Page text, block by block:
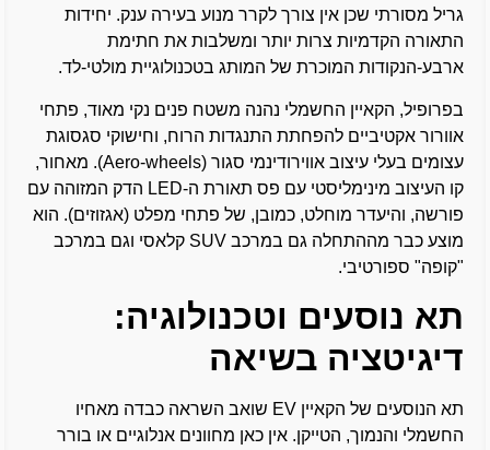
גריל מסורתי שכן אין צורך לקרר מנוע בעירה ענק. יחידות
התאורה הקדמיות צרות יותר ומשלבות את חתימת
ארבע-הנקודות המוכרת של המותג בטכנולוגיית מולטי-לד.
בפרופיל, הקאיין החשמלי נהנה משטח פנים נקי מאוד, פתחי
אוורור אקטיביים להפחתת התנגדות הרוח, וחישוקי סגסוגת
עצומים בעלי עיצוב אווירודינמי סגור (Aero-wheels). מאחור,
קו העיצוב מינימליסטי עם פס תאורת ה-LED הדק המזוהה עם
פורשה, והיעדר מוחלט, כמובן, של פתחי מפלט (אגזוזים). הוא
מוצע כבר מההתחלה גם במרכב SUV קלאסי וגם במרכב
"קופה" ספורטיבי.
תא נוסעים וטכנולוגיה:
דיגיטציה בשיאה
תא הנוסעים של הקאיין EV שואב השראה כבדה מאחיו
החשמלי והנמוך, הטייקן. אין כאן מחוונים אנלוגיים או בורר